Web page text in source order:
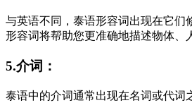
与英语不同，泰语形容词出现在它们
形容词将帮助您更准确地描述物体、
5.介词：
泰语中的介词通常出现在名词或代词